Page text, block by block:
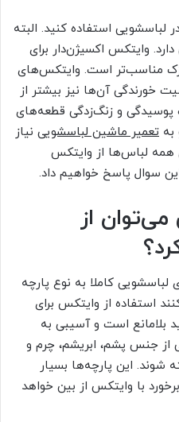
استفاده کنید. البته
وایتکس اکسیژن‌دار برای
مناسب‌تر است. وایتکس‌های
خورندگی آن‌ها نیز بیشتر از
و زنگ‌زدگی قطعه‌های
به تعمیر ماشین لباسشویی نیاز
همه لباس‌ها از وایتکس
سوال پاسخ خواهیم داد.
از
لباسشویی کاملا به نوع پارچه
استفاده از وایتکس برای
است و آسیبی به
از جنس پشم، ابریشم، چرم و
شوند. این پارچه‌ها بسیار
با وایتکس از بین خواهد